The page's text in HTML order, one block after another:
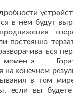
в нем будут
постоянно
момента.
на конечном
в том
если вы